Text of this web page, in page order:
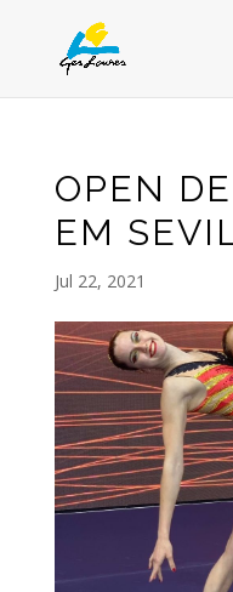
OPEN
EM
Jul 22, 2021